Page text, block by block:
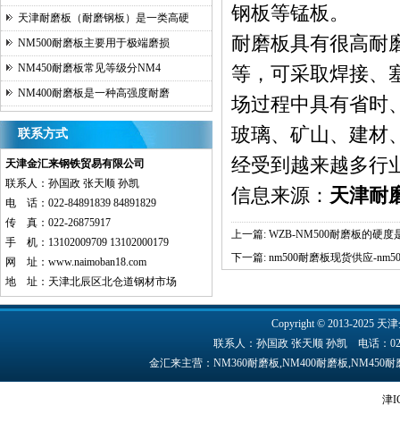
天津耐磨板（耐磨钢板）是一类高硬
NM500耐磨板主要用于极端磨损
NM450耐磨板常见等级分NM4
NM400耐磨板是一种高强度耐磨
联系方式
天津金汇来钢铁贸易有限公司
联系人：孙国政 张天顺 孙凯
电 话：022-84891839 84891829
传 真：022-26875917
手 机：13102009709 13102000179
网 址： www.naimoban18.com
地 址：天津北辰区北仓道钢材市场
钢板等锰板。
耐磨板具有很高耐
等，可采取焊接、
场过程中具有省时
玻璃、矿山、建材
经受到越来越多行
信息来源： 天津耐
上一篇: WZB-NM500耐磨板的硬度
下一篇: nm500耐磨板现货供应-
Copyright © 2013-2025 天津
联系人：孙国政 张天顺 孙凯 电话：
金汇来主营：NM360耐磨板,NM400耐磨板,NM450
津